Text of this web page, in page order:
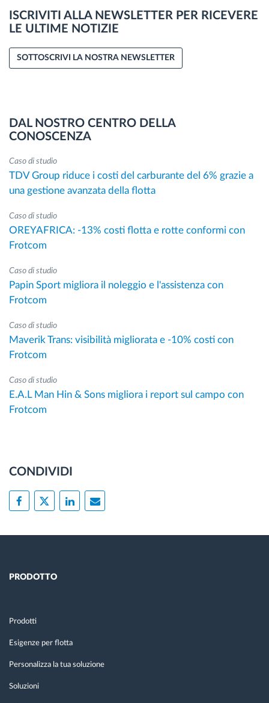
ISCRIVITI ALLA NEWSLETTER PER RICEVERE
LE ULTIME NOTIZIE
SOTTOSCRIVI LA NOSTRA NEWSLETTER
DAL NOSTRO CENTRO DELLA
CONOSCENZA
Caso di studio
TDV Group riduce i costi del carburante del 6% grazie a
una gestione avanzata della flotta
Caso di studio
OREYAFRICA: -13% costi flotta e rotte conformi con
Frotcom
Caso di studio
Papin Sport migliora il noleggio e l'assistenza con
Frotcom
Caso di studio
Maverik Trans: visibilità migliorata e -10% costi con
Frotcom
Caso di studio
E.A.L Man Hin & Sons migliora i report sul campo con
Frotcom
CONDIVIDI
PRODOTTO
Prodotti
Esigenze per flotta
Personalizza la tua soluzione
Soluzioni